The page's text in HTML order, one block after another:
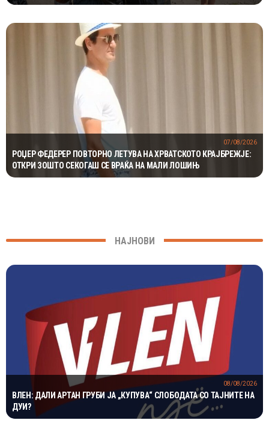
РОЏЕР ФЕДЕРЕР ПОВТОРНО ЛЕТУВА НА ХРВАТСКОТО КРАЈБРЕЖЈЕ:
ОТКРИ ЗОШТО СЕКОГАШ СЕ ВРАЌА НА МАЛИ ЛОШИЊ
07/08/2026
НАЈНОВИ
ВЛЕН: ДАЛИ АРТАН ГРУБИ ЈА „КУПУВА“ СЛОБОДАТА СО ТАЈНИТЕ НА
ДУИ?
08/08/2026